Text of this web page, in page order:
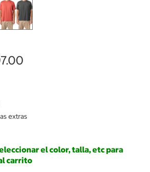
extras
el color, talla, etc para
carrito